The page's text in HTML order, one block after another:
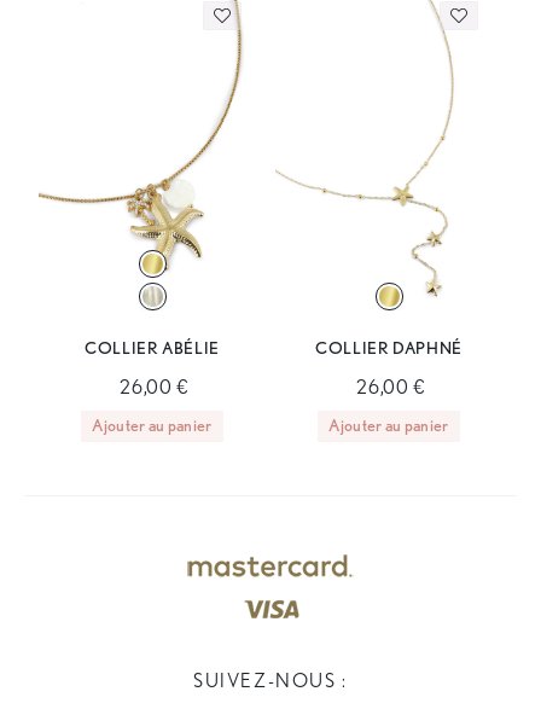
COLLIER ABÉLIE
26,00 €
Ajouter au panier
COLLIER DAPHNÉ
26,00 €
Ajouter au panier
SUIVEZ-NOUS :